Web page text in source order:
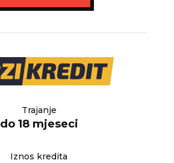
Trajanje
do 18 mjeseci
Iznos kredita